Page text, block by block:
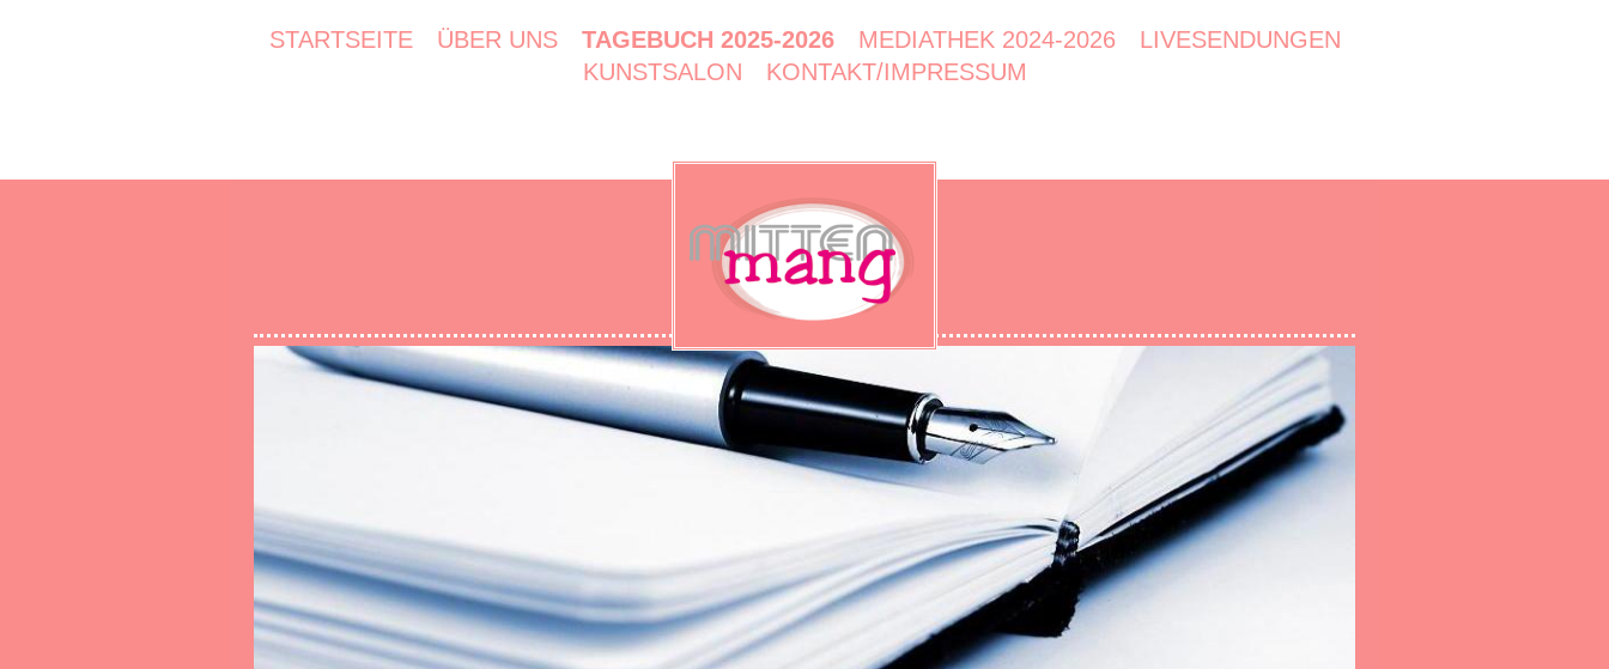
STARTSEITE ÜBER UNS TAGEBUCH 2025-2026 MEDIATHEK 2024-2026
LIVESENDUNGEN
KUNSTSALON
KONTAKT/IMPRESSUM